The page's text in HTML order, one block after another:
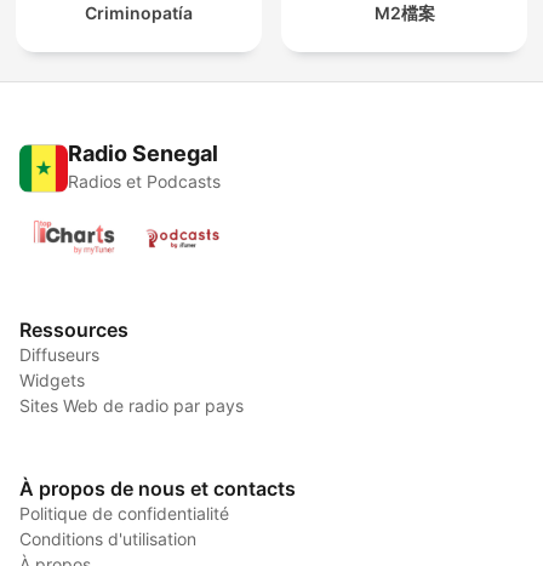
Criminopatía M2檔案
Radio Senegal
Radios et Podcasts
Ressources
Diffuseurs
Widgets
Sites Web de radio par pays
À propos de nous et contacts
Politique de confidentialité
Conditions d'utilisation